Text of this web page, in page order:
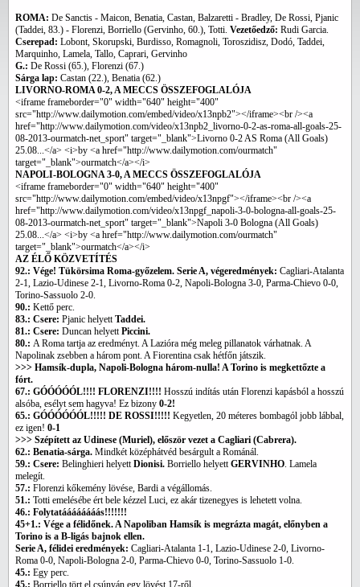
ROMA: De Sanctis - Maicon, Benatia, Castan, Balzaretti - Bradley, De Rossi, Pjanic
(Taddei, 83.) - Florenzi, Borriello (Gervinho, 60.), Totti. Vezetőedző: Rudi Garcia.
Cserepad: Lobont, Skorupski, Burdisso, Romagnoli, Toroszidisz, Dodó, Taddei,
Marquinho, Lamela, Tallo, Caprari, Gervinho
G.: De Rossi (65.), Florenzi (67.)
Sárga lap: Castan (22.), Benatia (62.)
LIVORNO-ROMA 0-2, A MECCS ÖSSZEFOGLALÓJA
<iframe frameborder="0" width="640" height="400"
src="http://www.dailymotion.com/embed/video/x13npb2"></iframe><br /><a
href="http://www.dailymotion.com/video/x13npb2_livorno-0-2-as-roma-all-goals-25-
08-2013-ourmatch-net_sport" target="_blank">Livorno 0-2 AS Roma (All Goals)
25.08...</a> <i>by <a href="http://www.dailymotion.com/ourmatch"
target="_blank">ourmatch</a></i>
NAPOLI-BOLOGNA 3-0, A MECCS ÖSSZEFOGLALÓJA
<iframe frameborder="0" width="640" height="400"
src="http://www.dailymotion.com/embed/video/x13npgf"></iframe><br /><a
href="http://www.dailymotion.com/video/x13npgf_napoli-3-0-bologna-all-goals-25-
08-2013-ourmatch-net_sport" target="_blank">Napoli 3-0 Bologna (All Goals)
25.08...</a> <i>by <a href="http://www.dailymotion.com/ourmatch"
target="_blank">ourmatch</a></i>
AZ ÉLŐ KÖZVETÍTÉS
92.: Vége! Tükörsima Roma-győzelem. Serie A, végeredmények: Cagliari-Atalanta
2-1, Lazio-Udinese 2-1, Livorno-Roma 0-2, Napoli-Bologna 3-0, Parma-Chievo 0-0,
Torino-Sassuolo 2-0.
90.: Kettő perc.
83.: Csere: Pjanic helyettTaddei.
81.: Csere: Duncan helyettPiccini.
80.: A Roma tartja az eredményt. A Lazióra még meleg pillanatok várhatnak. A
Napolinak zsebben a három pont. A Fiorentina csak hétfőn játszik.
>>> Hamsík-dupla, Napoli-Bologna három-nulla! A Torino is megkettőzte a
fórt.
67.: GÓÓÓÓÓL!!!! FLORENZI!!!! Hosszú indítás után Florenzi kapásból a hosszú
alsóba, esélyt sem hagyva! Ez bizony 0-2!
65.: GÓÓÓÓÓÓL!!!!! DE ROSSI!!!!! Kegyetlen, 20 méteres bombagól jobb lábbal,
ez igen! 0-1
>>> Szépített az Udinese (Muriel), először vezet a Cagliari (Cabrera).
62.: Benatia-sárga. Mindkét középhátvéd besárgult a Románál.
59.: Csere: Belinghieri helyettDionisi. Borriello helyettGERVINHO. Lamela
melegít.
57.: Florenzi kőkemény lövése, Bardi a végállomás.
51.: Totti emelésébe ért bele kézzel Luci, ez akár tizenegyes is lehetett volna.
46.: Folytatáááááááás!!!!!!!
45+1.: Vége a félidőnek. A Napoliban Hamsík is megrázta magát, előnyben a
Torino is a B-ligás bajnok ellen.
Serie A, félidei eredmények: Cagliari-Atalanta 1-1, Lazio-Udinese 2-0, Livorno-
Roma 0-0, Napoli-Bologna 2-0, Parma-Chievo 0-0, Torino-Sassuolo 1-0.
45.: Egy perc.
45.: Borriello tört el csúnyán egy lövést 17-ről.